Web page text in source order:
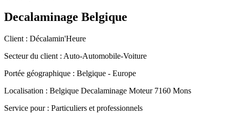
Decalaminage Belgique
Client : Décalamin'Heure
Secteur du client : Auto-Automobile-Voiture
Portée géographique : Belgique - Europe
Localisation : Belgique Decalaminage Moteur 7160 Mons
Service pour : Particuliers et professionnels